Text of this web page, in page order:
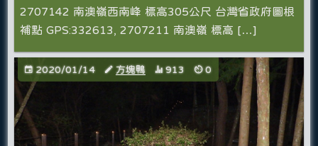
2707142 南澳嶺西南峰 標高305公尺 台灣省政府圖根
補點 GPS:332613, 2707211 南澳嶺 標高 […]
2020/01/14 方塊鴨 913 0